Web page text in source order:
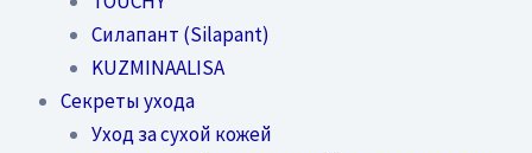
Силапант (Silapant)
KUZMINAALISA
Секреты ухода
Уход за сухой кожей